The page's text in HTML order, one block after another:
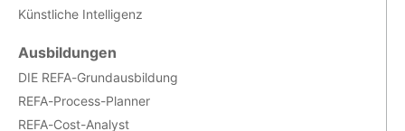
Künstliche Intelligenz
Ausbildungen
DIE REFA-Grundausbildung
REFA-Process-Planner
REFA-Cost-Analyst